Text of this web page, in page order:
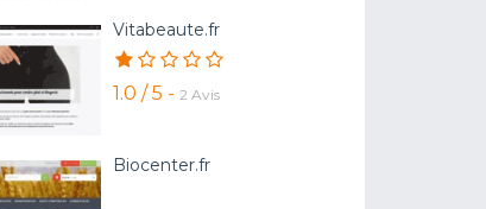
Vitabeaute.fr
1.0 / 5 - 2 Avis
Biocenter.fr